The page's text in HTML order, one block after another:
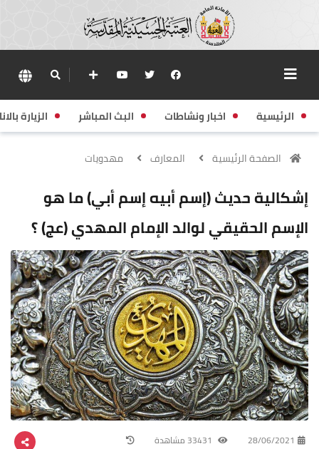
الرئيسية اخبار ونشاطات البث المباشر الزيارة
الصفحة الرئيسية المعارف مهدويات
إشكالية حديث (إسم أبيه إسم أبي) ما هو
الإسم الحقيقي لوالد الإمام المهدي (عج) ؟
28/06/2021